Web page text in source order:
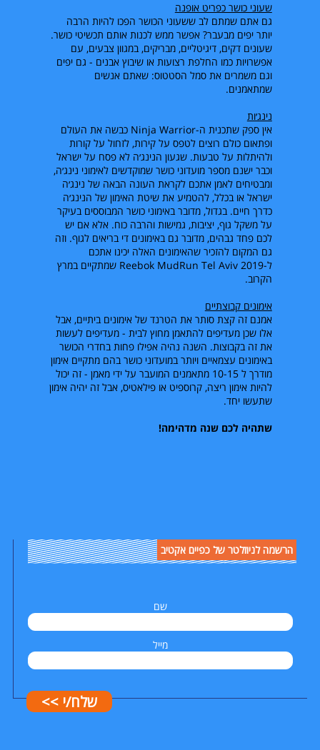
שעוני כושר כפריט אופנה
גם אתם שמתם לב ששעוני הכושר הפכו להיות הרבה
יותר יפים מבעבר? אפשר ממש לכנות אותם תכשיטי כושר.
שעונים דקים, דיגיטליים, מבריקים, במגוון צבעים, עם
אפשרויות כמו החלפת רצועות או שיבוץ אבנים - גם יפים
וגם משמרים את סמל הסטטוס: שאתם אנשים
שמתאמנים.
נינג׳ות
אין ספק שתכנית ה-Ninja Warrior כבשה את העולם
ופתאום כולם רוצים לטפס על קירות, לזחול על קורות
ולהיתלות על טבעות. שגעון הנינג׳ה לא פסח על ישראל
וכבר ישנם מספר מועדוני כושר שמוקדשים לאימוני נינג׳ה,
ומבטיחים לאמן אתכם לקראת העונה הבאה של נינג׳ה
ישראל או בכלל, להטמיע את שיטת האימון של הנינג׳ה
כדרך חיים. בגדול, מדובר באימוני כושר המבוססים בעיקר
על משקל גוף, יציבות, גמישות והרבה כוח. אלא אם יש
לכם פחד גבהים, מדובר גם באימונים די בריאים לגוף. וזה
גם המקום להזכיר שהאימונים האלה יכינו אתכם
ל-Reebok MudRun Tel Aviv 2019 שמתקיים במרץ
הקרוב.
אימונים קבוצתיים
אמנם זה קצת סותר את הטרנד של אימונים ביתיים, אבל
אלו שכן מעדיפים להתאמן מחוץ לבית - מעדיפים לעשות
את זה בקבוצות. השנה נהיה אפילו פחות בחדרי הכושר
באימונים עצמאיים ויותר במועדוני כושר בהם מתקיים אימון
מודרך ל 10-15 מתאמנים המועבר על ידי מאמן - זה יכול
להיות אימון ריצה, קרוספיט או פילאטיס, אבל זה יהיה אימון
שתעשו יחד.
שתהיה לכם שנה מדהימה!
הרשמה לניוזלטר של כפיים אקטיב
שם
מייל
שלח/י >>